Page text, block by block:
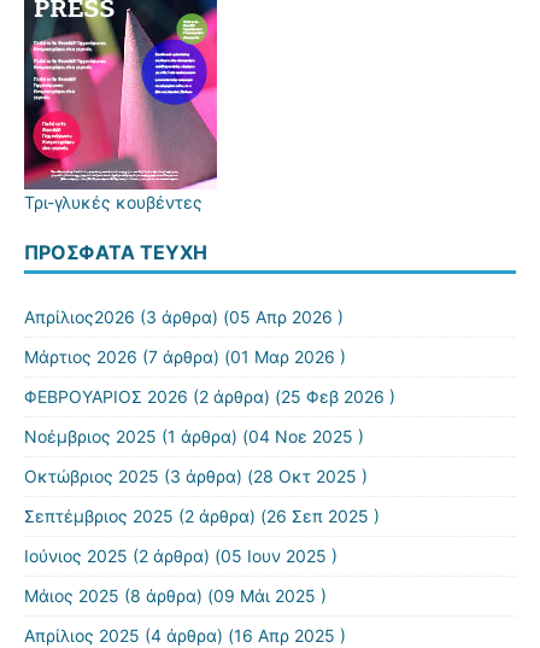
Τρι-γλυκές κουβέντες
ΠΡΌΣΦΑΤΑ ΤΕΎΧΗ
Απρίλιος2026 (3 άρθρα) (05 Απρ 2026 )
Μάρτιος 2026 (7 άρθρα) (01 Μαρ 2026 )
ΦΕΒΡΟΥΑΡΙΟΣ 2026 (2 άρθρα) (25 Φεβ 2026 )
Νοέμβριος 2025 (1 άρθρα) (04 Νοε 2025 )
Οκτώβριος 2025 (3 άρθρα) (28 Οκτ 2025 )
Σεπτέμβριος 2025 (2 άρθρα) (26 Σεπ 2025 )
Ιούνιος 2025 (2 άρθρα) (05 Ιουν 2025 )
Μάιος 2025 (8 άρθρα) (09 Μάι 2025 )
Απρίλιος 2025 (4 άρθρα) (16 Απρ 2025 )